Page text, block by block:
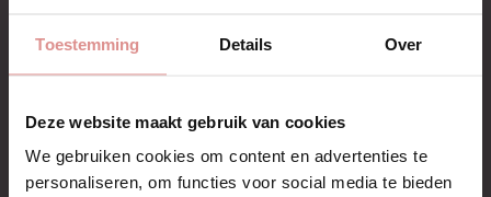
Toestemming Details Over
Deze website maakt gebruik van cookies
We gebruiken cookies om content en advertenties te
personaliseren, om functies voor social media te bieden
Merk Deramed
Beschrijving